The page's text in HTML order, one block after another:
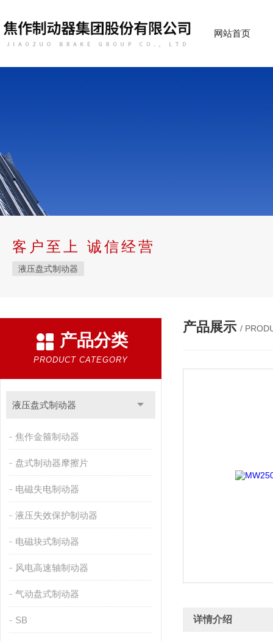
网站首页
客户至上 诚信经营
液压盘式制动器
产品分类
PRODUCT CATEGORY
液压盘式制动器
焦作金箍制动器
盘式制动器摩擦片
电磁失电制动器
液压失效保护制动器
电磁块式制动器
风电高速轴制动器
气动盘式制动器
SB
产品展示 /
详情介绍